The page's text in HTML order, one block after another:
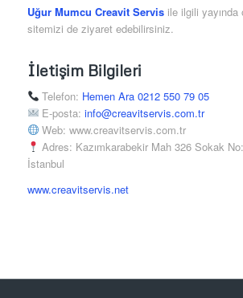
Uğur Mumcu Creavit Servisile ilgili yayında
sitemizi de ziyaret edebilirsiniz.
İletişim Bilgileri
Telefon: Hemen Ara 0212 550 79 05
E-posta:info@creavitservis.com.tr
Web: www.creavitservis.com.tr
Adres: Kazımkarabekir Mah 326 Sokak
İstanbul
www.creavitservis.net